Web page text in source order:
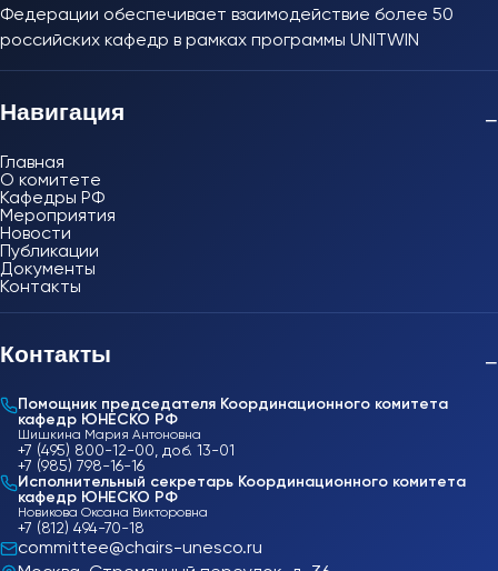
Федерации обеспечивает взаимодействие более 50
российских кафедр в рамках программы UNITWIN
Навигация −
Главная
О комитете
Кафедры РФ
Мероприятия
Новости
Публикации
Документы
Контакты
Контакты −
Помощник председателя Координационного комитета
кафедр ЮНЕСКО РФ
Шишкина Мария Антоновна
+7 (495) 800-12-00, доб. 13-01
+7 (985) 798-16-16
Исполнительный секретарь Координационного комитета
кафедр ЮНЕСКО РФ
Новикова Оксана Викторовна
+7 (812) 494-70-18
committee@chairs-unesco.ru